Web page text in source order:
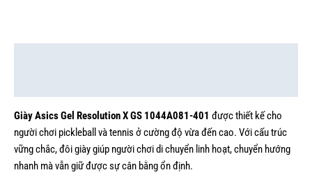
Giày Asics Gel Resolution X GS 1044A081-401 được thiết kế cho
người chơi pickleball và tennis ở cường độ vừa đến cao. Với cấu trúc
vững chắc, đôi giày giúp người chơi di chuyển linh hoạt, chuyển hướng
nhanh mà vẫn giữ được sự cân bằng ổn định.